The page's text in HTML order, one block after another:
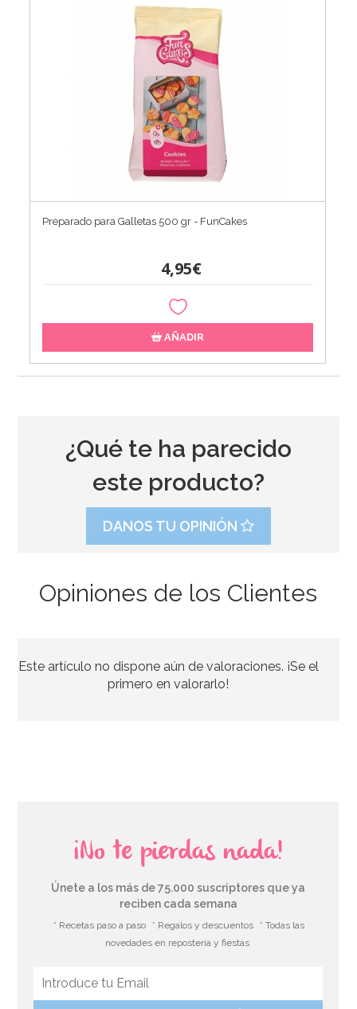
Preparado para Galletas 500 gr - FunCakes
4,95€
AÑADIR
29,95€
¿Qué te ha parecido
este producto?
DANOS TU OPINIÓN
Opiniones de los Clientes
Este artículo no dispone aún de valoraciones. ¡Se el
primero en valorarlo!
¡No te pierdas nada!
Únete a los más de 75.000 suscriptores que ya
reciben cada semana
* Recetas paso a paso * Regalos y descuentos
* Todas las
novedades en repostería y fiestas